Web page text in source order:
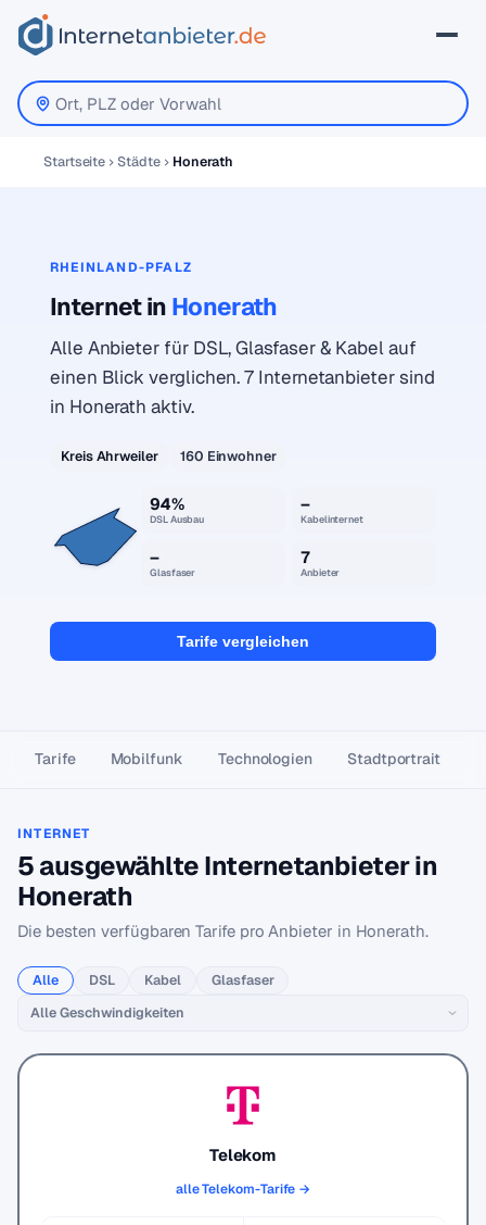
Startseite Städte Honerath
RHEINLAND-PFALZ
Internet in Honerath
Alle Anbieter für DSL, Glasfaser & Kabel auf
einen Blick verglichen. 7 Internetanbieter sind
in Honerath aktiv.
Kreis Ahrweiler 160 Einwohner
94%
DSL Ausbau
–
Kabelinternet
–
Glasfaser
7
Anbieter
Tarife vergleichen
Tarife Mobilfunk Technologien Stadtportrait
INTERNET
5 ausgewählte Internetanbieter in
Honerath
Die besten verfügbaren Tarife pro Anbieter in Honerath.
Alle DSL Kabel Glasfaser
Telekom
alle Telekom-Tarife →